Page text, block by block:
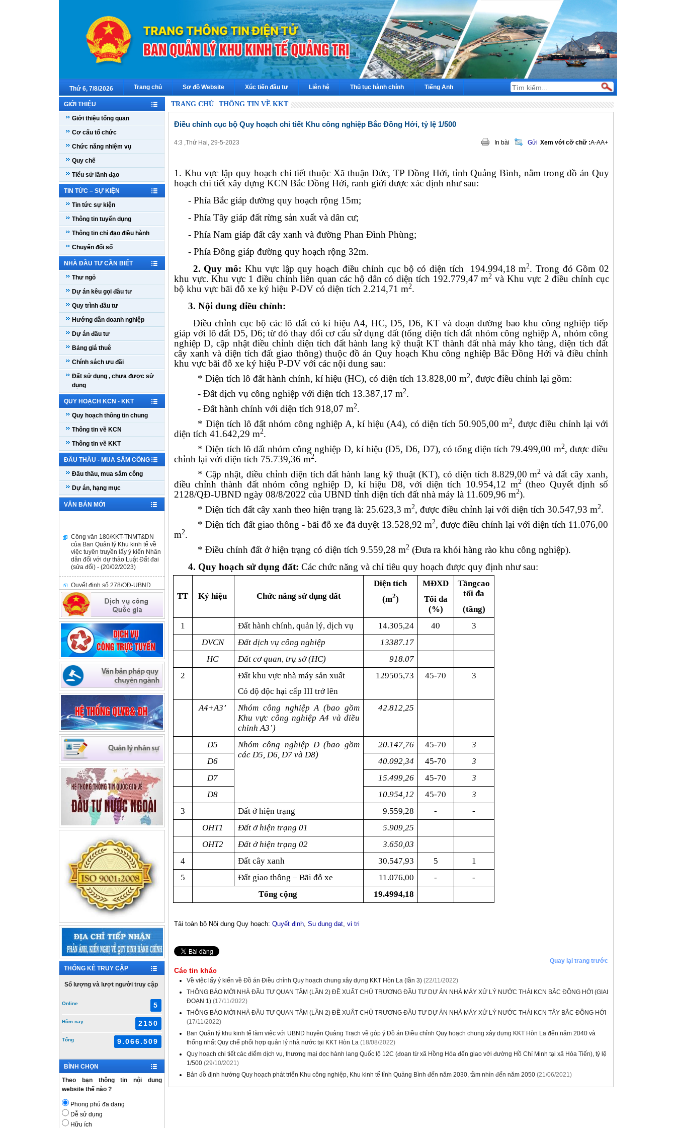
Thứ 6, 7/8/2026 Trang chủ Sơ đồ Website Xúc tiến đầu tư Liên hệ Thủ tục hành chính Tiếng Anh
GIỚI THIỆU
Giới thiệu tổng quan
Cơ cấu tổ chức
Chức năng nhiệm vụ
Quy chế
Tiểu sử lãnh đạo
TIN TỨC – SỰ KIỆN
Tin tức sự kiện
Thông tin tuyển dụng
Thông tin chỉ đạo điều hành
Chuyển đổi số
NHÀ ĐẦU TƯ CẦN BIẾT
Thư ngỏ
Dự án kêu gọi đầu tư
Quy trình đầu tư
Hướng dẫn doanh nghiệp
Dự án đầu tư
Bảng giá thuê
Chính sách ưu đãi
Đất sử dụng , chưa được sử
dụng
QUY HOẠCH KCN - KKT
Quy hoạch thông tin chung
Thông tin về KCN
Thông tin về KKT
ĐẤU THẦU - MUA SẮM CÔNG
Đấu thầu, mua sắm công
Dự án, hạng mục
VĂN BẢN MỚI
của Ban Quản lý Khu kinh tế về
việc tuyên truyền lấy ý kiến Nhân
dân đối với dự thảo Luật Đất đai
(sửa đổi) - (20/02/2023)
Quyết định số 278/QĐ-UBND
ngày 14/02/2023 - (14/02/2023)
Công văn số 98/KKT-TNMT&DN
ngày 03/02/2023 - (03/02/2023)
Quyết định số 3451/QĐ-UBND
ngày 09/12/2022 - (09/12/2022)
Công văn số 180/QDNNVV-NVCV
ngày 27/9/2022 V/v thông tin hỗ
trợ tài chính đối với DNNVV của
Quỹ Phát triển DNNVV -
(27/09/2022)
THỐNG KÊ TRUY CẬP
Số lượng và lượt người truy cập
Online 5
Hôm nay 2150
Tổng 9.066.509
BÌNH CHỌN
Theo bạn thông tin nội dung
website thế nào ?
Phong phú đa dạng
Dễ sử dụng
Hữu ích
TRANG CHỦ THÔNG TIN VỀ KKT
Điều chỉnh cục bộ Quy hoạch chi tiết Khu công nghiệp Bắc Đồng Hới, tỷ lệ 1/500
4:3 ,Thứ Hai, 29-5-2023 In bài Gửi Xem với cỡ chữ :A-AA+
1. Khu vực lập quy hoạch chi tiết thuộc Xã thuận Đức, TP Đồng Hới, tỉnh Quảng Bình, nằm trong đồ án Quy
hoạch chi tiết xây dựng KCN Bắc Đồng Hới, ranh giới được xác định như sau:
- Phía Bắc giáp đường quy hoạch rộng 15m;
- Phía Tây giáp đất rừng sản xuất và dân cư;
- Phía Nam giáp đất cây xanh và đường Phan Đình Phùng;
- Phía Đông giáp đường quy hoạch rộng 32m.
2. Quy mô: Khu vực lập quy hoạch điều chỉnh cục bộ có diện tích 194.994,18 m2. Trong đó Gồm 02
khu vực. Khu vực 1 điều chỉnh liên quan các hộ dân có diện tích 192.779,47 m2 và Khu vực 2 điều chỉnh cục
bộ khu vực bãi đỗ xe ký hiệu P-DV có diện tích 2.214,71 m2.
3. Nội dung điều chỉnh:
Điều chỉnh cục bộ các lô đất có kí hiệu A4, HC, D5, D6, KT và đoạn đường bao khu công nghiệp tiếp
giáp với lô đất D5, D6; từ đó thay đổi cơ cấu sử dụng đất (tổng diện tích đất nhóm công nghiệp A, nhóm công
nghiệp D, cập nhật điều chỉnh diện tích đất hành lang kỹ thuật KT thành đất nhà máy kho tàng, diện tích đất
cây xanh và diện tích đất giao thông) thuộc đồ án Quy hoạch Khu công nghiệp Bắc Đồng Hới và điều chỉnh
khu vực bãi đỗ xe ký hiệu P-DV với các nội dung sau:
* Diện tích lô đất hành chính, kí hiệu (HC), có diện tích 13.828,00 m2, được điều chỉnh lại gồm:
- Đất dịch vụ công nghiệp với diện tích 13.387,17 m2.
- Đất hành chính với diện tích 918,07 m2.
* Diện tích lô đất nhóm công nghiệp A, kí hiệu (A4), có diện tích 50.905,00 m2, được điều chỉnh lại với
diện tích 41.642,29 m2.
* Diện tích lô đất nhóm công nghiệp D, kí hiệu (D5, D6, D7), có tổng diện tích 79.499,00 m2, được điều
chỉnh lại với diện tích 75.739,36 m2.
* Cập nhật, điều chỉnh diện tích đất hành lang kỹ thuật (KT), có diện tích 8.829,00 m2 và đất cây xanh,
điều chỉnh thành đất nhóm công nghiệp D, kí hiệu D8, với diện tích 10.954,12 m2(theo Quyết định số
2128/QĐ-UBND ngày 08/8/2022 của UBND tỉnh diện tích đất nhà máy là 11.609,96 m2).
* Diện tích đất cây xanh theo hiện trạng là: 25.623,3 m2, được điều chỉnh lại với diện tích 30.547,93 m2.
* Diện tích đất giao thông - bãi đỗ xe đã duyệt 13.528,92 m2, được điều chỉnh lại với diện tích 11.076,00
m2.
* Điều chỉnh đất ở hiện trạng có diện tích 9.559,28 m2 (Đưa ra khỏi hàng rào khu công nghiệp).
4. Quy hoạch sửdụng đất: Các chức năng và chỉ tiêu quy hoạch được quy định như sau:
TT Ký hiệu Chức năng sử dụng đất
Diện tích
(m2)
MĐXD
Tối đa
(%)
Tầngcao
tối đa
(tầng)
1
Đất hành chính, quản lý, dịch vụ 14.305,24 40
3
DVCN
Đất dịch vụ công nghiệp
13387.17
HC
Đất cơ quan, trụ sở (HC)
918.07
2
Đất khu vực nhà máy sản xuất
Có độ độc hại cấp III trở lên
129505,73 45-70 3
A4+A3’
Nhóm công nghiệp A (bao gồm
Khu vực công nghiệp A4 và điều
chỉnh A3’)
42.812,25
D5
Nhóm công nghiệp D (bao gồm
các D5, D6, D7 và D8)
20.147,76 45-70
3
D6
40.092,34 45-70
3
D7
15.499,26 45-70
3
D8
10.954,12 45-70
3
3
Đất ở hiện trạng 9.559,28 -
-
OHT1
Đất ở hiện trạng 01
5.909,25
OHT2
Đất ở hiện trạng 02
3.650,03
4
Đất cây xanh 30.547,93 5
1
5
Đất giao thông – Bãi đỗ xe 11.076,00 -
-
Tổng cộng
19.4994,18
Tải toàn bộ Nội dung Quy hoạch: Quyết định, Su dung dat, vi tri
Quay lại trang trước
Các tin khác
Về việc lấy ý kiến về Đồ án Điều chỉnh Quy hoạch chung xây dựng KKT Hòn La (lần 3) (22/11/2022)
THÔNG BÁO MỜI NHÀ ĐẦU TƯ QUAN TÂM (LẦN 2) ĐỀ XUẤT CHỦ TRƯƠNG ĐẦU TƯ DỰ ÁN NHÀ MÁY XỬ LÝ NƯỚC THẢI KCN BẮC ĐỒNG HỚI (GIAI
ĐOẠN 1) (17/11/2022)
THÔNG BÁO MỜI NHÀ ĐẦU TƯ QUAN TÂM (LẦN 2) ĐỀ XUẤT CHỦ TRƯƠNG ĐẦU TƯ DỰ ÁN NHÀ MÁY XỬ LÝ NƯỚC THẢI KCN TÂY BẮC ĐỒNG HỚI
(17/11/2022)
Ban Quản lý khu kinh tế làm việc với UBND huyện Quảng Trạch về góp ý Đồ án Điều chỉnh Quy hoạch chung xây dựng KKT Hòn La đến năm 2040 và
thống nhất Quy chế phối hợp quản lý nhà nước tại KKT Hòn La (18/08/2022)
Quy hoạch chi tiết các điểm dịch vụ, thương mại dọc hành lang Quốc lộ 12C (đoạn từ xã Hồng Hóa đến giao với đường Hồ Chí Minh tại xã Hóa Tiến), tỷ lệ
1/500 (29/10/2021)
Bản đồ định hướng Quy hoạch phát triển Khu công nghiệp, Khu kinh tế tỉnh Quảng Bình đến năm 2030, tầm nhìn đến năm 2050 (21/06/2021)